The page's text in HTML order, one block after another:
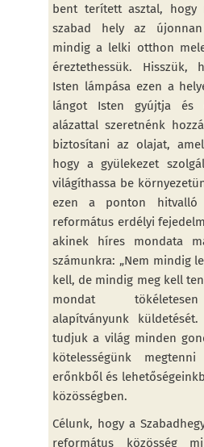
bent terített asztal, hogy
szabad hely az
mindig a lelki otthon
éreztethessük. Hisszük,
Isten lámpása ezen a
lángot Isten gyújtja és
alázattal szeretnénk
biztosítani az olajat,
hogy a gyülekezet
világíthassa be
ezen a ponton hitvalló
református erdélyi
akinek híres mondata
számunkra: „Nem mindig
kell, de mindig meg kell
mondat
alapítványunk
tudjuk a világ minden
kötelességünk
erőnkből és
közösségben.
Célunk, hogy a
református közösség